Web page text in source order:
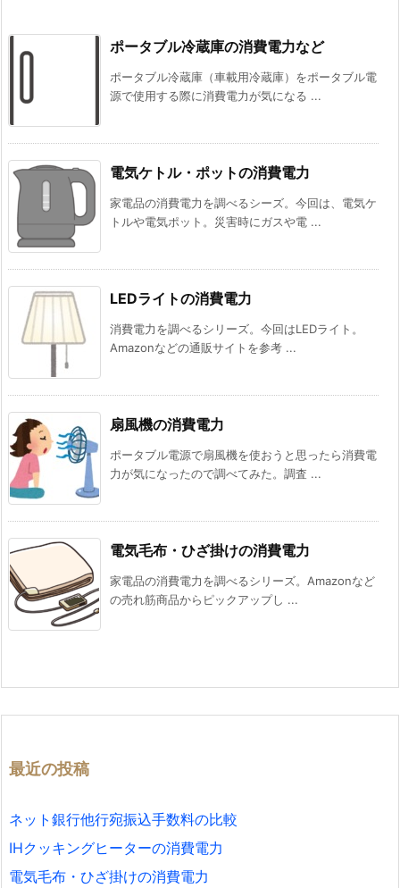
ポータブル冷蔵庫の消費電力など
ポータブル冷蔵庫（車載用冷蔵庫）をポータブル電
源で使用する際に消費電力が気になる ...
電気ケトル・ポットの消費電力
家電品の消費電力を調べるシーズ。今回は、電気ケ
トルや電気ポット。災害時にガスや電 ...
LEDライトの消費電力
消費電力を調べるシリーズ。今回はLEDライト。
Amazonなどの通販サイトを参考 ...
扇風機の消費電力
ポータブル電源で扇風機を使おうと思ったら消費電
力が気になったので調べてみた。調査 ...
電気毛布・ひざ掛けの消費電力
家電品の消費電力を調べるシリーズ。Amazonなど
の売れ筋商品からピックアップし ...
最近の投稿
ネット銀行他行宛振込手数料の比較
IHクッキングヒーターの消費電力
電気毛布・ひざ掛けの消費電力